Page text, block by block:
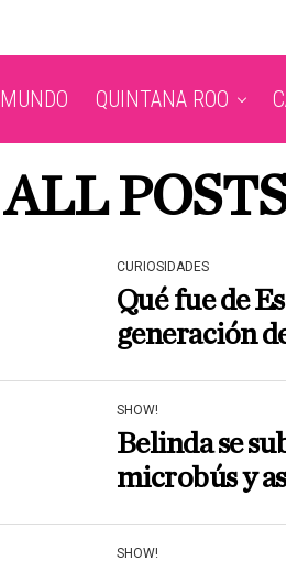
MUNDO QUINTANA ROO
ALL
CURIOSIDADES
Qué fue de
generación
SHOW!
Belinda se
microbús y
SHOW!